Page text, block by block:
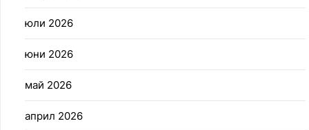
юли 2026
юни 2026
май 2026
април 2026